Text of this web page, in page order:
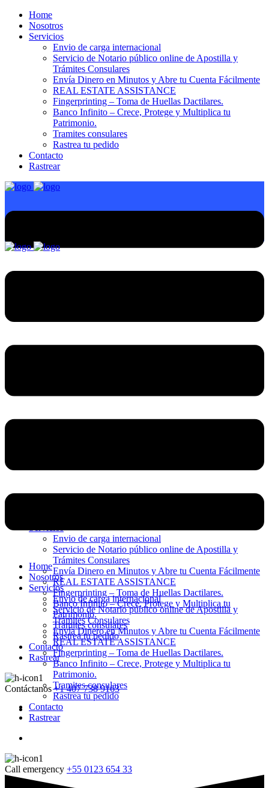
Home
Nosotros
Servicios
Envio de carga internacional
Servicio de Notario público online de Apostilla y
Trámites Consulares
Envía Dinero en Minutos y Abre tu Cuenta Fácilmente
REAL ESTATE ASSISTANCE
Fingerprinting – Toma de Huellas Dactilares.
Banco Infinito – Crece, Protege y Multiplica tu
Patrimonio.
Tramites consulares
Rastrea tu pedido
Contacto
Rastrear
Envio de carga internacional
Servicio de Notario público online de Apostilla y
Trámites Consulares
Envía Dinero en Minutos y Abre tu Cuenta Fácilmente
REAL ESTATE ASSISTANCE
Fingerprinting – Toma de Huellas Dactilares.
Banco Infinito – Crece, Protege y Multiplica tu
Patrimonio.
Tramites consulares
Rastrea tu pedido
Contacto
Rastrear
Contáctanos +1 407 738 9163
Home
Nosotros
Servicios
Envio de carga internacional
Servicio de Notario público online de Apostilla y
Trámites Consulares
Envía Dinero en Minutos y Abre tu Cuenta Fácilmente
REAL ESTATE ASSISTANCE
Fingerprinting – Toma de Huellas Dactilares.
Banco Infinito – Crece, Protege y Multiplica tu
Patrimonio.
Tramites consulares
Rastrea tu pedido
Contacto
Rastrear
Call emergency +55 0123 654 33